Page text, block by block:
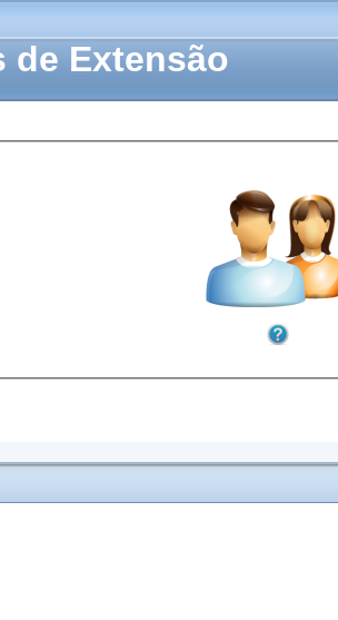
de Extensão